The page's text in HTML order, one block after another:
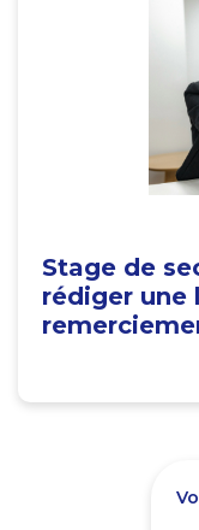
Stage de
rédiger une